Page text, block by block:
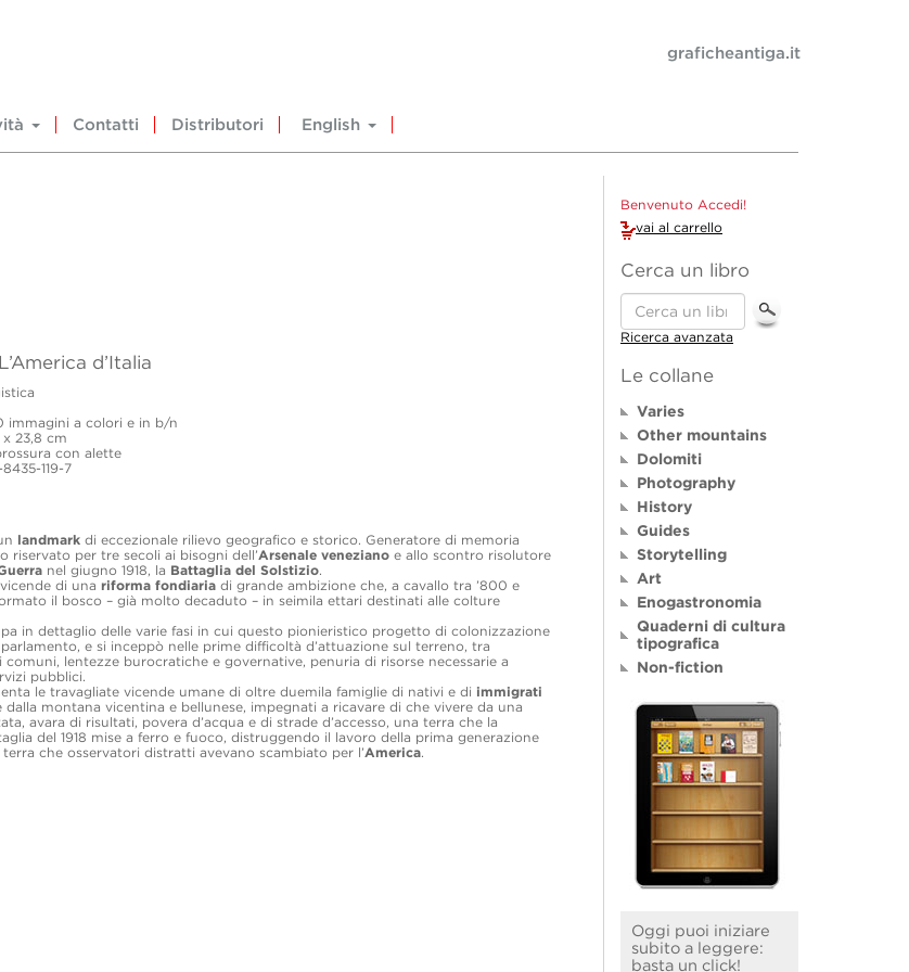
Contatti Distributori English
graficheantiga.it
d’Italia
immagini a colori e in b/n
x 23,8 cm
con alette
119-7
landmark di eccezionale rilievo geografico e storico. Generatore di memoria
riservato per tre secoli ai bisogni dell’Arsenale veneziano e allo scontro risolutore
nel giugno 1918, la Battaglia del Solstizio.
di unariforma fondiaria di grande ambizione che, a cavallo tra ’800 e
il bosco – già molto decaduto – in seimila ettari destinati alle colture
in dettaglio delle varie fasi in cui questo pionieristico progetto di colonizzazione
e si inceppò nelle prime difficoltà d’attuazione sul terreno, tra
comuni, lentezze burocratiche e governative, penuria di risorse necessarie a
pubblici.
le travagliate vicende umane di oltre duemila famiglie di nativi e di immigrati
dalla montana vicentina e bellunese, impegnati a ricavare di che vivere da una
avara di risultati, povera d’acqua e di strade d’accesso, una terra che la
del 1918 mise a ferro e fuoco, distruggendo il lavoro della prima generazione
che osservatori distratti avevano scambiato per l’America.
Benvenuto Accedi!
vai al carrello
Cerca un libro
Ricerca avanzata
Le collane
Varies
Other mountains
Dolomiti
Photography
History
Guides
Storytelling
Art
Enogastronomia
Quaderni di cultura
tipografica
Non-fiction
Oggi puoi iniziare
subito a leggere:
basta un click!